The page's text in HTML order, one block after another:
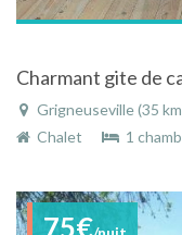
Grigneuseville (35 km),
Chalet
1
75€